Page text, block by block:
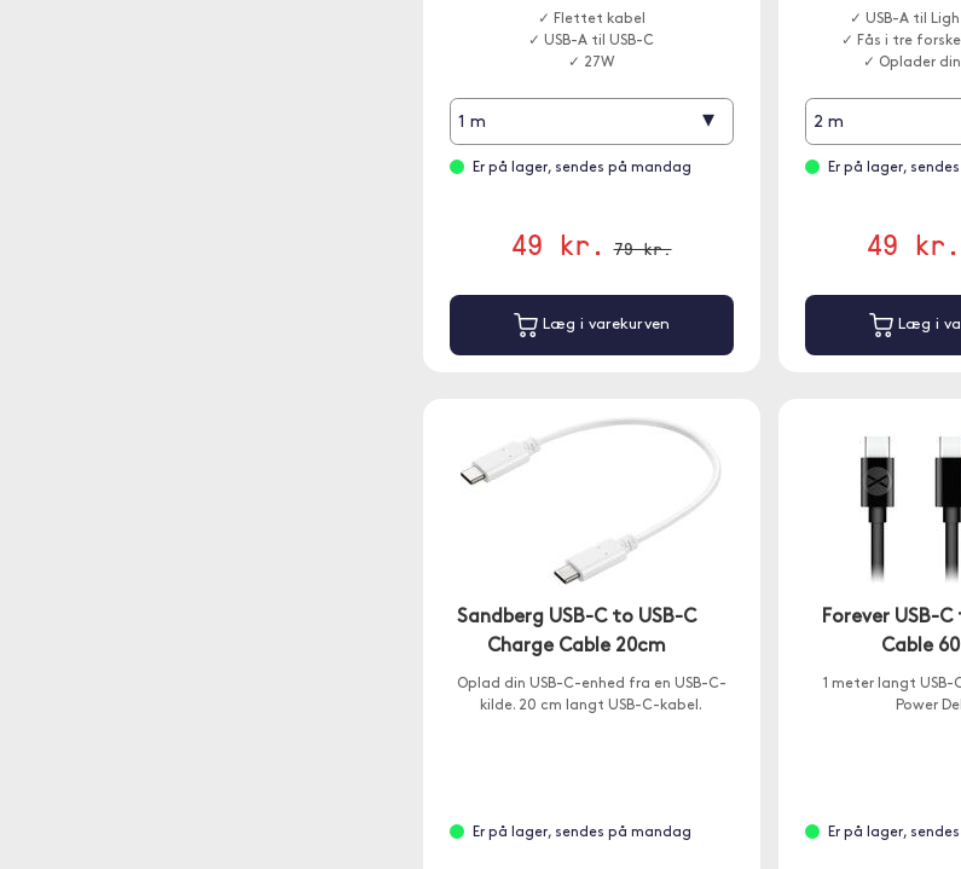
✓ Flettet kabel
✓ USB-A til USB-C
✓ 27W
1 m ▾
Er på lager, sendes på mandag
49 kr. 79 kr.
Læg i varekurven
✓ USB-A til
✓ Fås i tre
✓ Oplader
2 m
Er på lager,
49 kr.
Læg i
Sandberg USB-C to USB-C
Charge Cable 20cm
Oplad din USB-C-enhed fra en USB-C-
kilde. 20 cm langt USB-C-kabel.
Er på lager, sendes på mandag
Forever USB-
Cable
1 meter langt USB-
Power
Er på lager,